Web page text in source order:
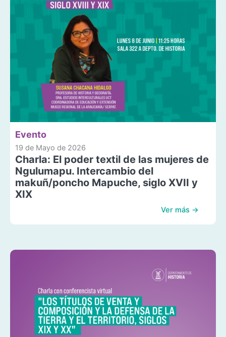
Evento
19 de Mayo de 2026
Charla: El poder textil de las mujeres de
Ngulumapu. Intercambio del
makuñ/poncho Mapuche, siglo XVII y
XIX
Ver más →